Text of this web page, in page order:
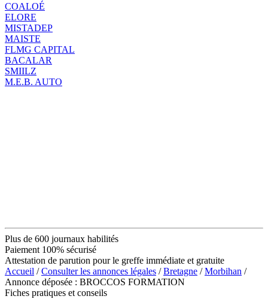
COALOÉ
ELORE
MISTADEP
MAISTE
FLMG CAPITAL
BACALAR
SMIILZ
M.E.B. AUTO
Plus de 600 journaux habilités
Paiement 100% sécurisé
Attestation de parution pour le greffe immédiate et gratuite
Accueil /Consulter les annonces légales /Bretagne /Morbihan /
Annonce déposée : BROCCOS FORMATION
Fiches pratiques et conseils